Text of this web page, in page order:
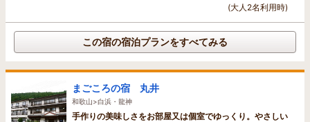
(大人2名利用時)
この宿の宿泊プランをすべてみる
まごころの宿 丸井
和歌山>白浜・龍神
手作りの美味しさをお部屋又は個室でゆっくり。やさしい